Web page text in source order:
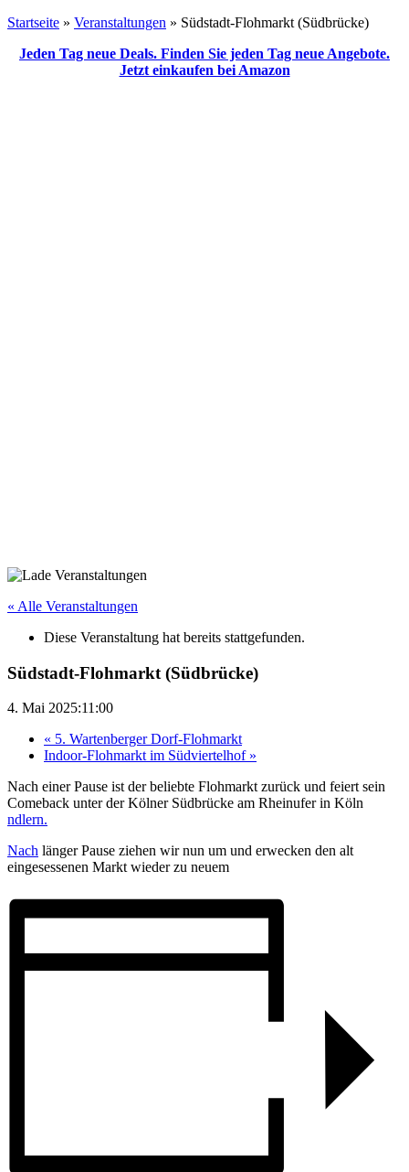
Startseite » Veranstaltungen » Südstadt-Flohmarkt (Südbrücke)
Jeden Tag neue Deals. Finden Sie jeden Tag neue Angebote.
Jetzt einkaufen bei Amazon
« Alle Veranstaltungen
Diese Veranstaltung hat bereits stattgefunden.
Südstadt-Flohmarkt (Südbrücke)
4. Mai 2025:11:00
« 5. Wartenberger Dorf-Flohmarkt
Indoor-Flohmarkt im Südviertelhof »
Nach einer Pause ist der beliebte Flohmarkt zurück und feiert sein
Comeback unter der Kölner Südbrücke am Rheinufer in Köln
ndlern.
Nach länger Pause ziehen wir nun um und erwecken den alt
eingesessenen Markt wieder zu neuem